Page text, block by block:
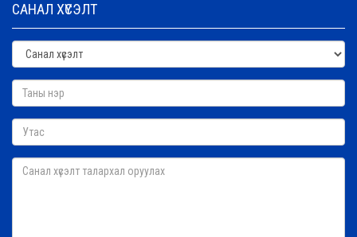
САНАЛ ХҮСЭЛТ